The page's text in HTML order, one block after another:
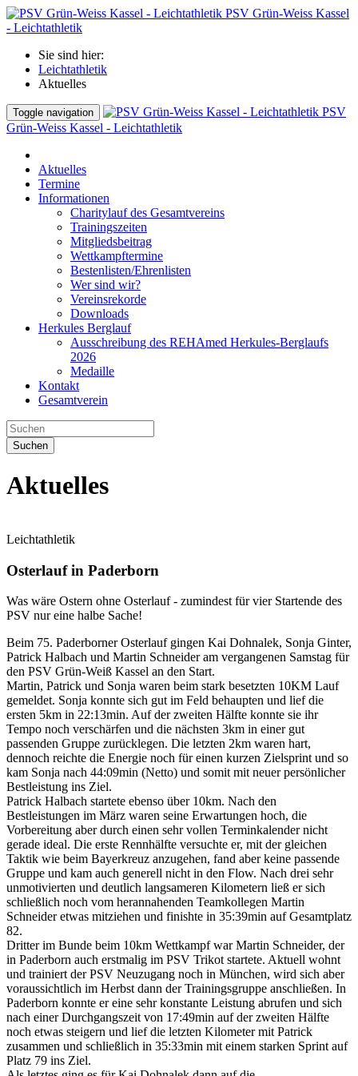
PSV Grün-Weiss Kassel
- Leichtathletik
Sie sind hier:
Leichtathletik
Aktuelles
Toggle navigation
PSV
Grün-Weiss Kassel - Leichtathletik
Aktuelles
Termine
Informationen
Charitylauf des Gesamtvereins
Trainingszeiten
Mitgliedsbeitrag
Wettkampftermine
Bestenlisten/Ehrenlisten
Wer sind wir?
Vereinsrekorde
Downloads
Herkules Berglauf
Ausschreibung des REHAmed Herkules-Berglaufs
2026
Medaille
Kontakt
Gesamtverein
Suchen
Aktuelles
Leichtathletik
Osterlauf in Paderborn
Was wäre Ostern ohne Osterlauf - zumindest für vier Startende des
PSV nur eine halbe Sache!
Beim 75. Paderborner Osterlauf gingen Kai Dohnalek, Sonja Ginter,
Patrick Halbach und Martin Schneider am vergangenen Samstag für
den PSV Grün-Weiß Kassel an den Start.
Martin, Patrick und Sonja waren beim stark besetzten 10KM Lauf
gemeldet. Sonja konnte sich gut im Feld behaupten und lief die
ersten 5km in 22:13min. Auf der zweiten Hälfte konnte sie ihr
Tempo noch verschärfen und die nächsten 3km in einer gut
passenden Gruppe zurücklegen. Die letzten 2km waren hart,
dennoch reichte die Energie noch für einen kurzen Zielsprint und so
kam Sonja nach 44:09min (Netto) und somit mit neuer persönlicher
Bestleistung ins Ziel.
Patrick Halbach startete ebenso über 10km. Nach den
Bestleistungen im März waren seine Erwartungen hoch, die
Vorbereitung aber durch einen sehr vollen Terminkalender nicht
gerade ideal. Die erste Rennhälfte versuchte er, mit der gleichen
Taktik wie beim Bayerkreuz anzugehen, fand aber keine passende
Gruppe und kam auch generell nicht in den Flow. Nach drei sehr
unmotivierten und deutlich langsameren Kilometern ließ er sich
schließlich noch vom herannahenden Teamkollegen Martin
Schneider etwas mitziehen und finishte in 35:39min auf Gesamtplatz
82.
Dritter im Bunde beim 10km Wettkampf war Martin Schneider, der
in Paderborn auch erstmalig im PSV Trikot startete. Aktuell wohnt
und trainiert der PSV Neuzugang noch in München, wird sich aber
voraussichtlich im Herbst dann der Trainingsgruppe anschließen. In
Paderborn konnte er eine sehr konstante Leistung abrufen und sich
nach einer Durchgangszeit von 17:49min auf der zweiten Hälfte
noch etwas steigern und lief die letzten Kilometer mit Patrick
zusammen und schließlich in 35:33min mit einem starken Sprint auf
Platz 79 ins Ziel.